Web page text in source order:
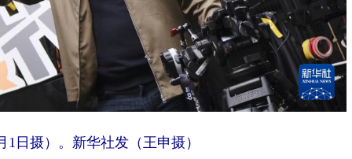
摄）。新华社发（王申摄）